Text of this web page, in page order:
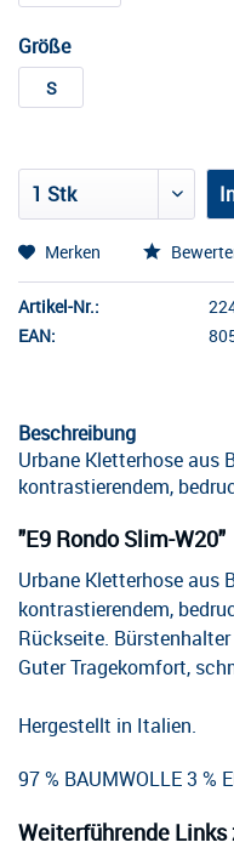
Größe
S
Merken
Artikel-Nr.:
EAN:
Beschreibung
Urbane Kletterhose aus
kontrastierendem,
"E9 Rondo Slim-W20"
Urbane Kletterhose aus
kontrastierendem,
Rückseite.
Guter Tragekomfort,
Hergestellt in Italien.
97 % BAUMWOLLE 3 %
Weiterführende Links